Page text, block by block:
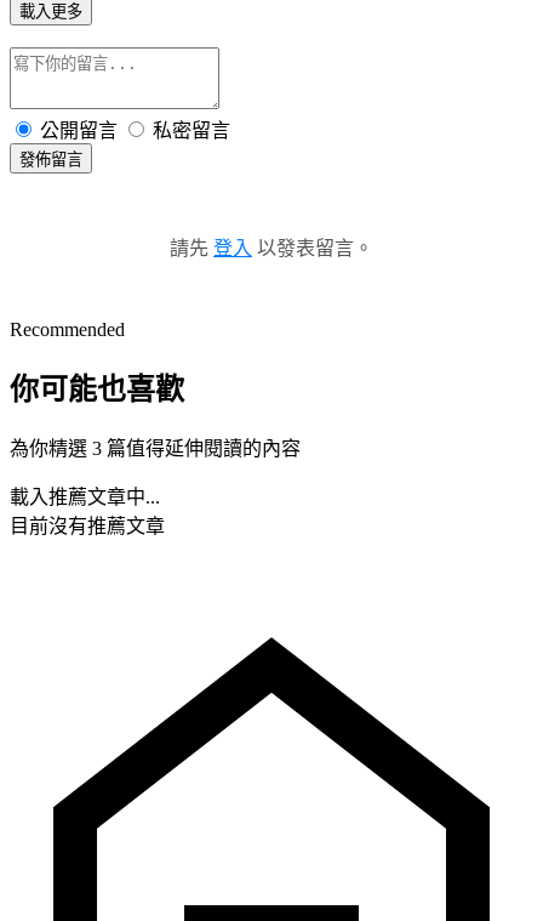
載入更多
公開留言 私密留言
發佈留言
請先 登入 以發表留言。
Recommended
你可能也喜歡
為你精選 3 篇值得延伸閱讀的內容
載入推薦文章中...
目前沒有推薦文章